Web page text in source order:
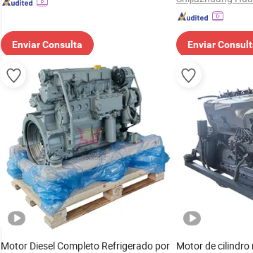
Enviar Consulta Enviar
Motor Diesel Completo Refrigerado por Motor de cilindro